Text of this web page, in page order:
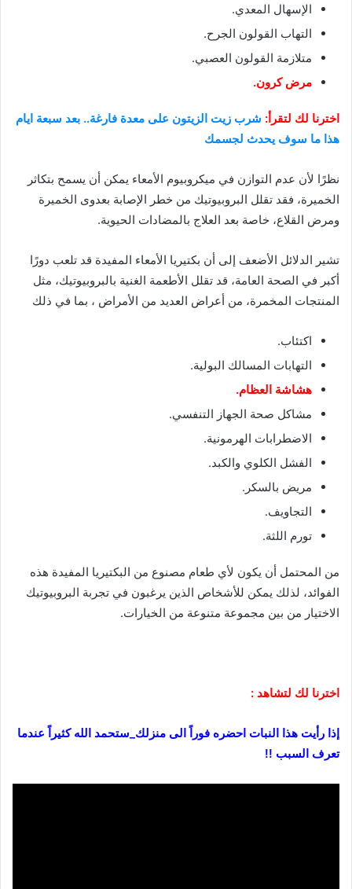
الإسهال المعدي.
التهاب القولون الجرح.
متلازمة القولون العصبي.
مرض كرون.
اخترنا لك لتقرأ: شرب زيت الزيتون على معدة فارغة.. بعد سبعة ايام
هذا ما سوف يحدث لجسمك
نظرًا لأن عدم التوازن في ميكروبيوم الأمعاء يمكن أن يسمح بتكاثر
الخميرة، فقد تقلل البروبيوتيك من خطر الإصابة بعدوى الخميرة
ومرض القلاع، خاصة بعد العلاج بالمضادات الحيوية.
تشير الدلائل الأضعف إلى أن بكتيريا الأمعاء المفيدة قد تلعب دورًا
أكبر في الصحة العامة، قد تقلل الأطعمة الغنية بالبروبيوتيك، مثل
المنتجات المخمرة، من أعراض العديد من الأمراض ، بما في ذلك
اكتئاب.
التهابات المسالك البولية.
هشاشة العظام.
مشاكل صحة الجهاز التنفسي.
الاضطرابات الهرمونية.
الفشل الكلوي والكبد.
مريض بالسكر.
التجاويف.
تورم اللثة.
من المحتمل أن يكون لأي طعام مصنوع من البكتيريا المفيدة هذه
الفوائد، لذلك يمكن للأشخاص الذين يرغبون في تجربة البروبيوتيك
الاختيار من بين مجموعة متنوعة من الخيارات.
اخترنا لك لتشاهد :
إذا رأيت هذا النبات احضره فوراً الى منزلك_ستحمد الله كثيراً عندما
تعرف السبب !!